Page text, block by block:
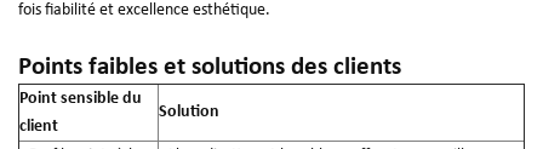
fois fiabilité et excellence esthétique.
Points faibles et solutions des clients
Point sensible du
client
Solution